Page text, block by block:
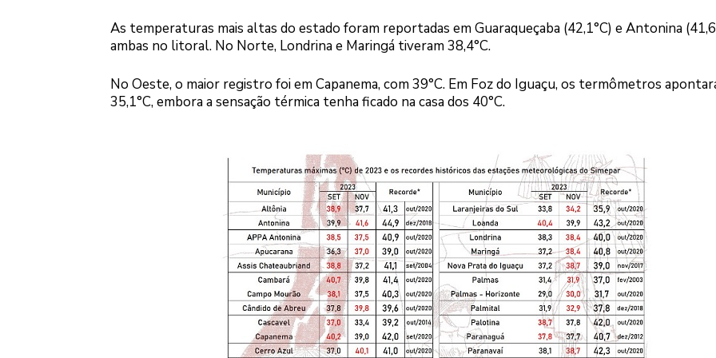
As temperaturas mais altas do estado foram reportadas em Guaraqueçaba (42,1°C) e Antonina
ambas no litoral. No Norte, Londrina e Maringá tiveram 38,4°C.
No Oeste, o maior registro foi em Capanema, com 39°C. Em Foz do Iguaçu, os termômetros
35,1°C, embora a sensação térmica tenha ficado na casa dos 40°C.